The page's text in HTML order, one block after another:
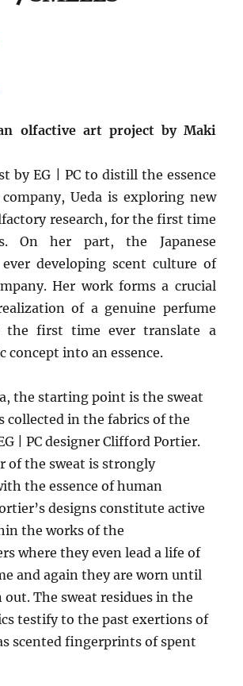
olfactive art project by Maki
by EG | PC to distill the essence
Ueda is exploring new
research, for the first time
On her part, the Japanese
developing scent culture of
Her work forms a crucial
of a genuine perfume
first time ever translate a
concept into an essence.
the starting point is the sweat
collected in the fabrics of the
| PC designer Clifford Portier.
of the sweat is strongly
the essence of human
designs constitute active
the works of the
where they even lead a life of
and again they are worn until
out. The sweat residues in the
testify to the past exertions of
scented fingerprints of spent